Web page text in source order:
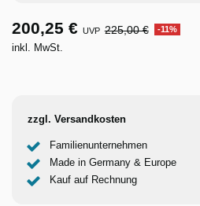
200,25 € UVP 225,00 € -11%
inkl. MwSt.
zzgl. Versandkosten
Familienunternehmen
Made in Germany & Europe
Kauf auf Rechnung